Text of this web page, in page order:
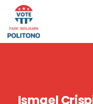
Ismael